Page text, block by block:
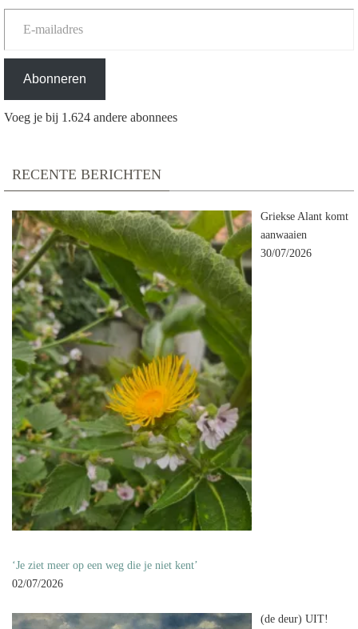
E-mailadres
Abonneren
Voeg je bij 1.624 andere abonnees
RECENTE BERICHTEN
Griekse Alant komt
aanwaaien
30/07/2026
‘Je ziet meer op een weg die je niet kent’
02/07/2026
(de deur) UIT!